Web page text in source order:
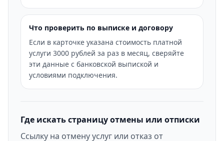
Что проверить по выписке и договору
Если в карточке указана стоимость платной
услуги 3000 рублей за раз в месяц, сверяйте
эти данные с банковской выпиской и
условиями подключения.
Где искать страницу отмены или отписки
Ссылку на отмену услуг или отказ от